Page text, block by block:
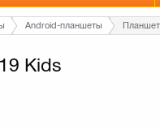
Android-планшеты
Kids